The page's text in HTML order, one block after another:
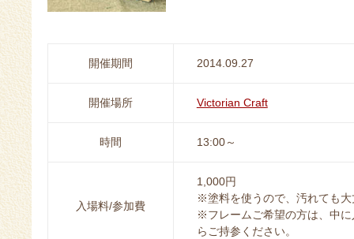
開催期間 2014.09.27
開催場所 Victorian Craft
時間 13:00～
入場料/参加費
1,000円
※塗料を使うので、汚れても
※フレームご希望の方は、中
らご持参ください。